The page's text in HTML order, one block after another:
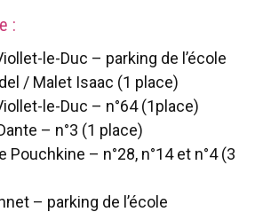
:
le-Duc – parking de l’école
/ Malet Isaac (1 place)
le-Duc – n°64 (1place)
– n°3 (1 place)
Pouchkine – n°28, n°14 et n°4 (3
– parking de l’école